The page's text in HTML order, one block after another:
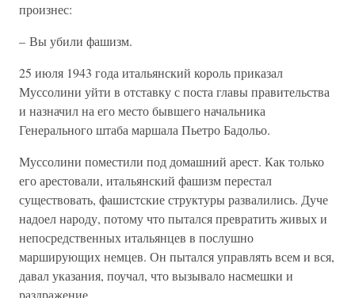
произнес:
– Вы убили фашизм.
25 июля 1943 года итальянский король приказал
Муссолини уйти в отставку с поста главы правительства
и назначил на его место бывшего начальника
Генерального штаба маршала Пьетро Бадольо.
Муссолини поместили под домашний арест. Как только
его арестовали, итальянский фашизм перестал
существовать, фашистские структуры развалились. Дуче
надоел народу, потому что пытался превратить живых и
непосредственных итальянцев в послушно
марширующих немцев. Он пытался управлять всем и вся,
давал указания, поучал, что вызывало насмешки и
раздражение.